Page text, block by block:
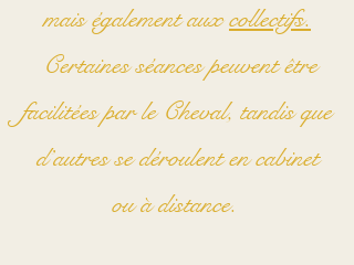
mais également auxcollectifs.
Certaines séances peuvent être
facilitées par le Cheval, tandis que
d’autres se déroulent en cabinet
ou à distance.